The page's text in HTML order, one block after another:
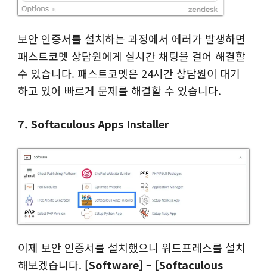
보안 인증서를 설치하는 과정에서 에러가 발생하면
패스트코멧 상담원에게 실시간 채팅을 걸어 해결할
수 있습니다. 패스트코멧은 24시간 상담원이 대기
하고 있어 빠르게 문제를 해결할 수 있습니다.
7. Softaculous Apps Installer
이제 보안 인증서를 설치했으니 워드프레스를 설치
해보겠습니다. [Software] – [Softaculous